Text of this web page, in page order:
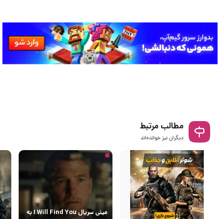
مطالب مرتبط
دیگران نیز خوانده‌اند
مینی سریال I Will Find You به